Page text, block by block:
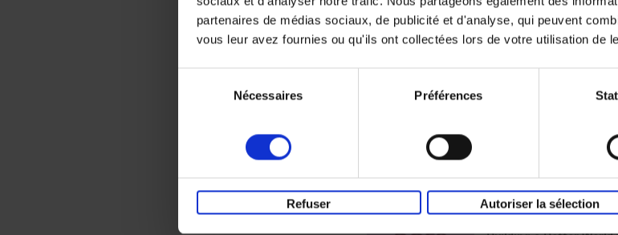
partenaires de médias sociaux, de publicité et d'analyse, qui peuvent
vous leur avez fournies ou qu'ils ont collectées lors de votre utilisation de
Nécessaires Préférences
Refuser Autoriser la sélection
Building Bonds =
Does Your